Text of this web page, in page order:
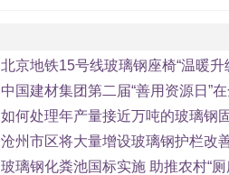
北京地铁15号线玻璃钢座椅“温暖升
中国建材集团第二届“善用资源日”
如何处理年产量接近万吨的玻璃钢
沧州市区将大量增设玻璃钢护栏改
玻璃钢化粪池国标实施 助推农村“厕